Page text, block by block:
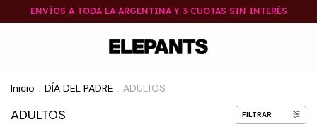
ENVÍOS A TODA LA ARGENTINA Y 3 CUOTAS SIN INTERÉS
Inicio . DÍA DEL PADRE . ADULTOS
ADULTOS FILTRAR